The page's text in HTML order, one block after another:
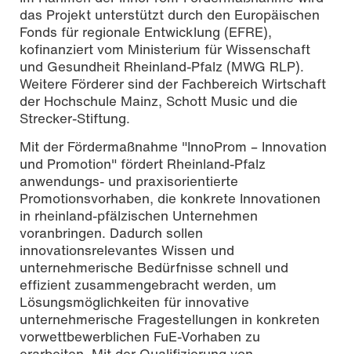
das Projekt unterstützt durch den Europäischen
Fonds für regionale Entwicklung (EFRE),
kofinanziert vom Ministerium für Wissenschaft
und Gesundheit Rheinland-Pfalz (MWG RLP).
Weitere Förderer sind der Fachbereich Wirtschaft
der Hochschule Mainz, Schott Music und die
Strecker-Stiftung.
Mit der Fördermaßnahme "InnoProm – Innovation
und Promotion" fördert Rheinland-Pfalz
anwendungs- und praxisorientierte
Promotionsvorhaben, die konkrete Innovationen
in rheinland-pfälzischen Unternehmen
voranbringen. Dadurch sollen
innovationsrelevantes Wissen und
unternehmerische Bedürfnisse schnell und
effizient zusammengebracht werden, um
Lösungsmöglichkeiten für innovative
unternehmerische Fragestellungen in konkreten
vorwettbewerblichen FuE-Vorhaben zu